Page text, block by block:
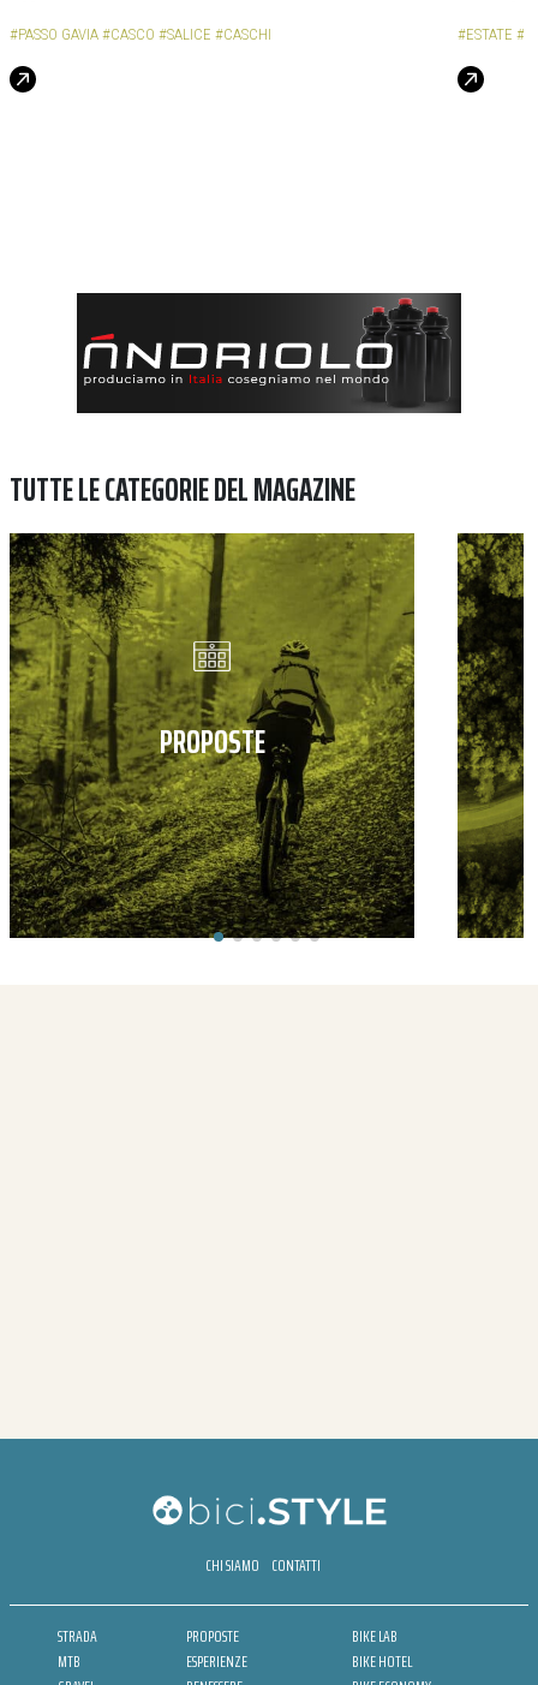
#PASSO GAVIA #CASCO #SALICE #CASCHI #ESTATE
TUTTE LE CATEGORIE DEL MAGAZINE
PROPOSTE
CHI SIAMO CONTATTI
STRADA
MTB
PROPOSTE
ESPERIENZE
BIKE LAB
BIKE HOTEL